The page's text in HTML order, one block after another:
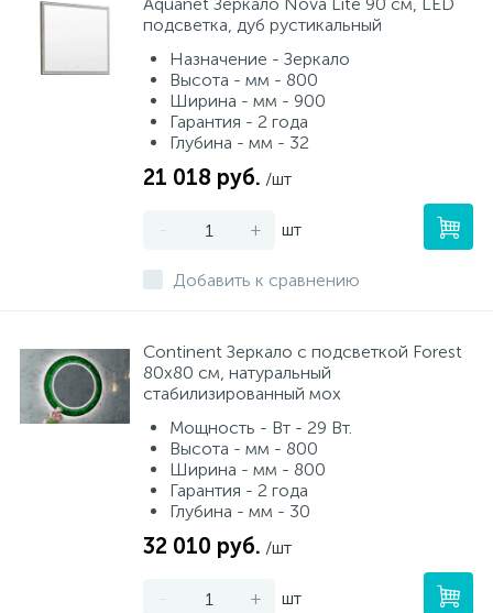
подсветка, дуб рустикальный
Назначение - Зеркало
Высота - мм - 800
Ширина - мм - 900
Гарантия - 2 года
Глубина - мм - 32
21 018 руб. /шт
- + шт
Добавить к сравнению
Continent Зеркало с подсветкой Forest
80х80 см, натуральный
стабилизированный мох
Мощность - Вт - 29 Вт.
Высота - мм - 800
Ширина - мм - 800
Гарантия - 2 года
Глубина - мм - 30
32 010 руб. /шт
- + шт